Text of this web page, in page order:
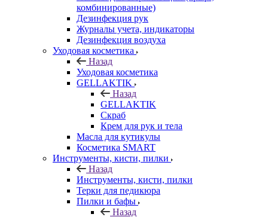
комбинированные)
Дезинфекция рук
Журналы учета, индикаторы
Дезинфекция воздуха
Уходовая косметика
Назад
Уходовая косметика
GELLAKTIK
Назад
GELLAKTIK
Скраб
Крем для рук и тела
Масла для кутикулы
Косметика SMART
Инструменты, кисти, пилки
Назад
Инструменты, кисти, пилки
Терки для педикюра
Пилки и бафы
Назад